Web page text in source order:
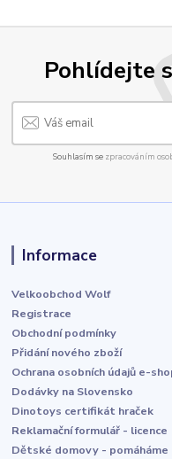
Pohlídejte
Souhlasím se zpracováním
Informace
Velkoobchod Wolf
Registrace
Obchodní podmínky
Přidání nového zboží
Ochrana osobních údajů e-
Dodávky na Slovensko
Dinotoys certifikát hraček
Reklamační formulář - licence
Dětské domovy - pomáháme